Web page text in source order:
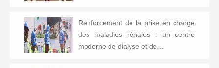
Renforcement de la prise en charge
des maladies rénales : un centre
moderne de dialyse et de…